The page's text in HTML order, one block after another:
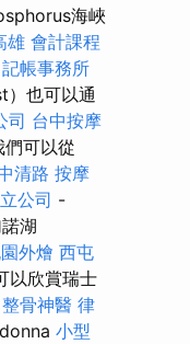
海峽
雄 會計課程
記帳事務所
）也可以通
司 台中按摩
可以從
清路 按摩
公司 -
湖
外燴 西屯
以欣賞瑞士
骨神醫 律
小型